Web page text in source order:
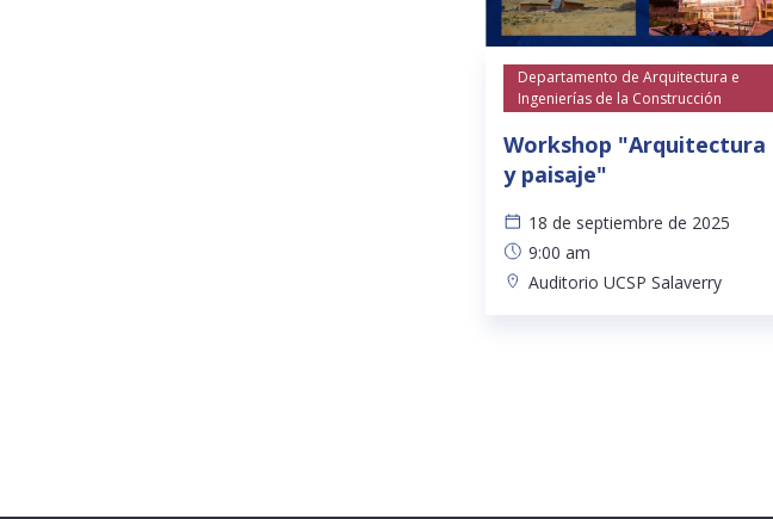
Departamento de Arquitectura e
Ingenierías de la Construcción
Workshop "Arquitectura
y paisaje"
18 de septiembre de 2025
9:00 am
Auditorio UCSP Salaverry